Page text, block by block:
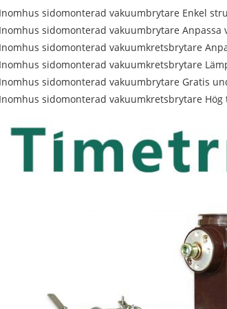
sidomonterad vakuumbrytare Enkel
sidomonterad vakuumbrytare
sidomonterad vakuumkretsbrytare
sidomonterad vakuumkretsbrytare
sidomonterad vakuumbrytare Gratis
sidomonterad vakuumkretsbrytare